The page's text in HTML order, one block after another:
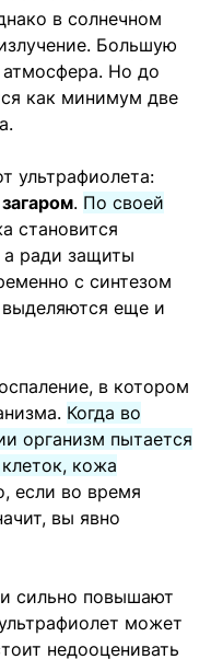
в солнечном
Большую
атмосфера. Но до
как минимум две
ультрафиолета:
. По своей
становится
а ради защиты
с синтезом
еще и
в котором
Когда во
организм пытается
кожа
если во время
вы явно
сильно повышают
может
недооценивать